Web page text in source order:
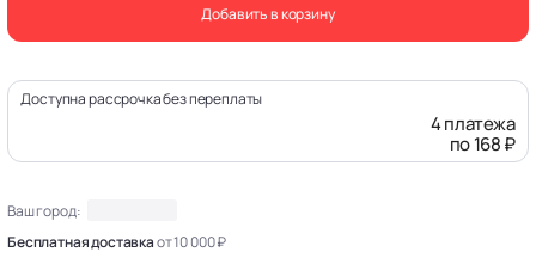
Добавить в корзину
Доступна рассрочка без переплаты
4 платежа
по 168 ₽
Ваш город:
Бесплатная доставкаот 10 000 ₽